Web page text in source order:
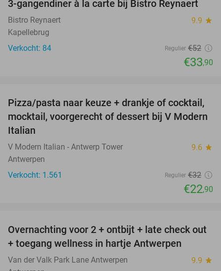
35%
3-gangendiner à la carte bij Bistro Reynaert
Bistro Reynaert 9.9 star
Kapellebrug
Verkocht: 84
Regulier €52
€33,90
28%
Pizza/pasta naar keuze + drankje of cocktail,
mocktail, voorgerecht of dessert bij V Modern
Italian
V Modern Italian - Antwerp Tower 9.6 star
Antwerpen
Verkocht: 1.561
Regulier €32
€22,90
59%
Overnachting voor 2 + ontbijt + late check out
+ toegang wellness in hartje Antwerpen
Van der Valk Park Lane Antwerpen 9.9 star